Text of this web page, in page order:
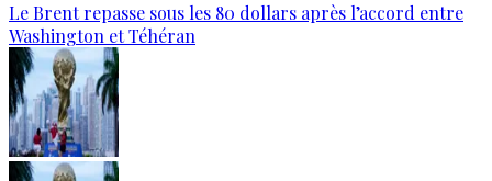
Le Brent repasse sous les 80 dollars après l’accord entre
Washington et Téhéran